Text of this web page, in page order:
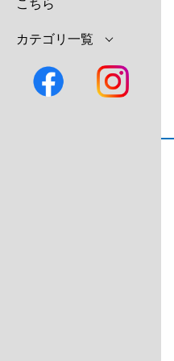
こちら
カテゴリ一覧